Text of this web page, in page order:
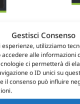
Gestisci Consenso
utilizziamo
alle informazioni
ci permetterà di
o ID unici su
il consenso può influire
40/60
FILTER
€